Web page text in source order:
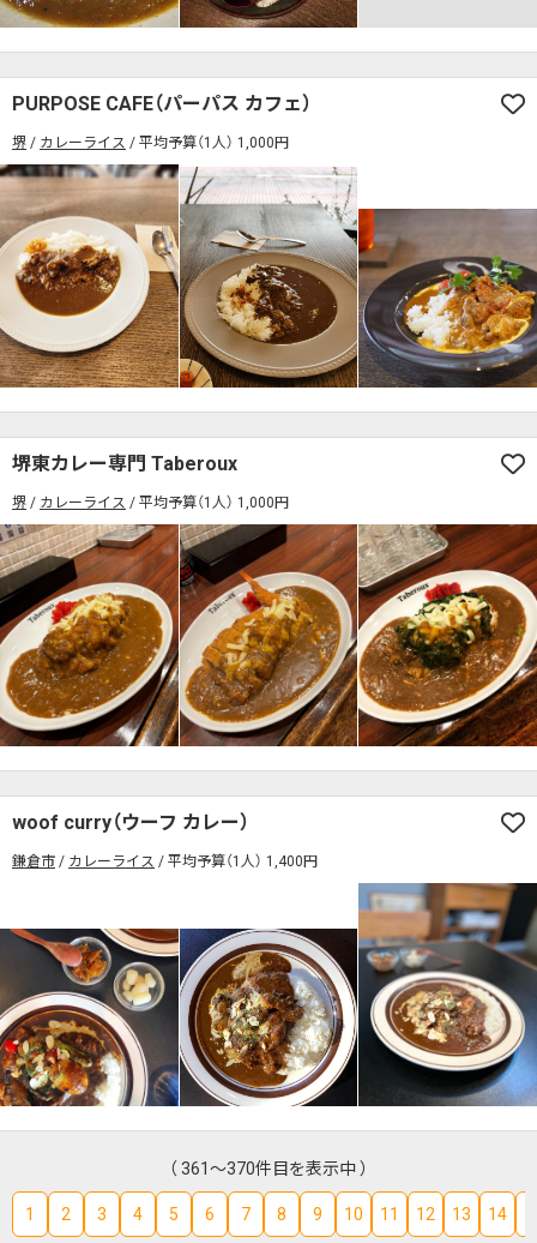
PURPOSE CAFE（パーパス カフェ）
堺 カレーライス 平均予算（1人） 1,000円
堺東カレー専門 Taberoux
堺 カレーライス 平均予算（1人） 1,000円
woof curry（ウーフ カレー）
鎌倉市 カレーライス 平均予算（1人） 1,400円
（ 361～370件目を表示中 ）
1 2 3 4 5 6 7 8 9 10 11 12 13 14